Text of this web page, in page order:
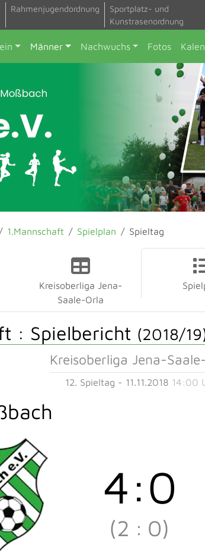
Rahmenjugendordnung
Sportplatz- und
Kunstrasenordnung
Männer Nachwuchs Fotos
1.Mannschaft Spielplan Spieltag
Kreisoberliga Jena-
Saale-Orla
: Spielbericht (2018/
Kreisoberliga Jena-
12. Spieltag - 11.11.2018 14:00
4:0
(2 : 0)